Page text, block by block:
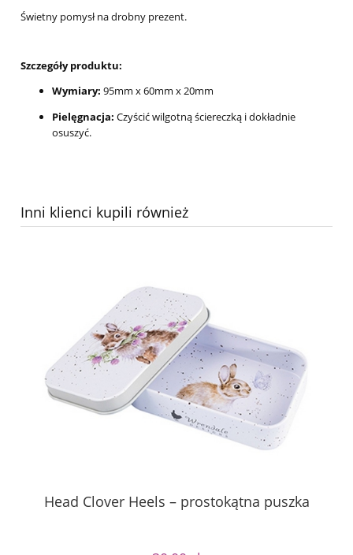
Świetny pomysł na drobny prezent.
Szczegóły produktu:
Wymiary: 95mm x 60mm x 20mm
Pielęgnacja: Czyścić wilgotną ściereczką i dokładnie
osuszyć.
Inni klienci kupili również
Head Clover Heels – prostokątna puszka